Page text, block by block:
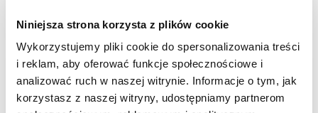
Niniejsza strona korzysta z plików cookie
Wykorzystujemy pliki cookie do spersonalizowania treści
i reklam, aby oferować funkcje społecznościowe i
analizować ruch w naszej witrynie. Informacje o tym, jak
korzystasz z naszej witryny, udostępniamy partnerom
LOKALIZACJA